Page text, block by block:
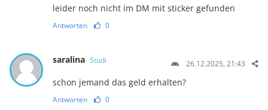
leider noch nicht im DM mit sticker gefunden
Antworten 0
saralina Studi 26.12.2025, 21:43
schon jemand das geld erhalten?
Antworten 0